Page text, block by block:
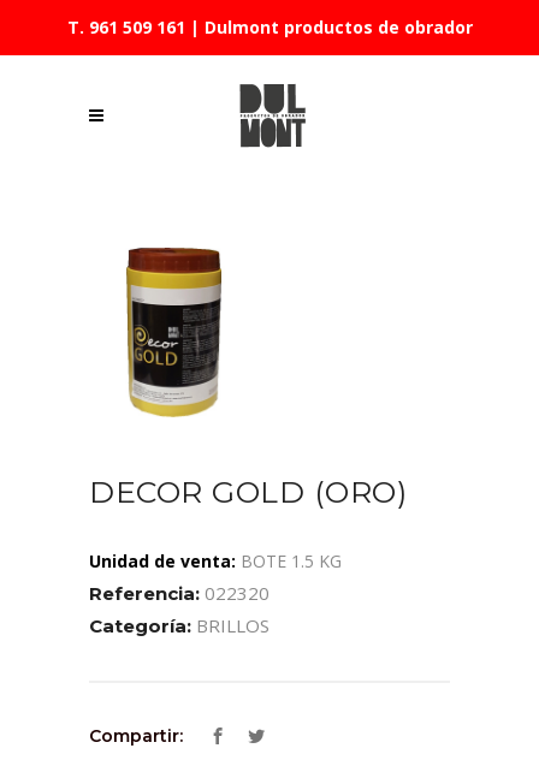
T. 961 509 161 | Dulmont productos de obrador
DECOR GOLD (ORO)
Unidad de venta: BOTE 1.5 KG
Referencia: 022320
Categoría: BRILLOS
Compartir: